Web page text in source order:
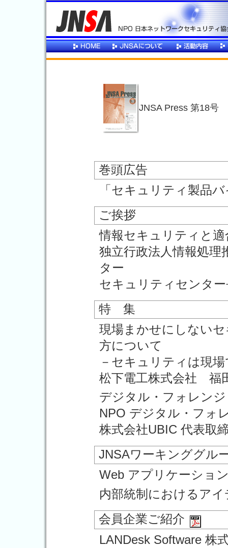
JNSA Press 第18号
巻頭広告
「セキュリティ製品
ご挨拶
情報セキュリティと適
独立行政法人情報処理
ター
セキュリティセンタ
特 集
現場まかせにしない
方について
－セキュリティは現
松下電工株式会社 福
デジタル・フォレン
NPO デジタル・フォ
株式会社UBIC 代表取
JNSAワーキンググル
Web アプリケーショ
内部統制におけるア
会員企業ご紹介
LANDesk Software 株